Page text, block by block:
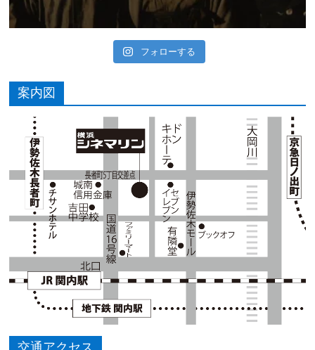
フォローする
案内図